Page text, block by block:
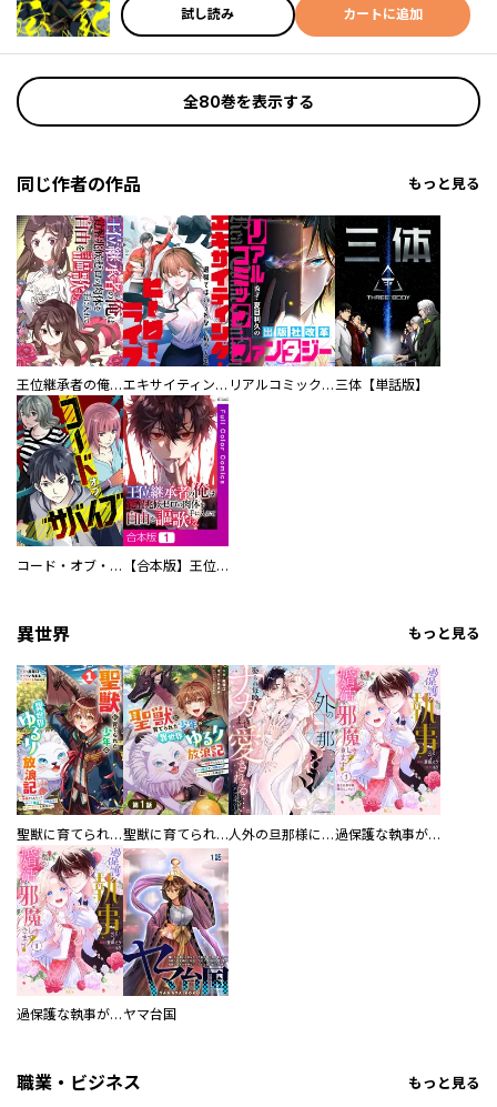
試し読み カートに追加
全80巻を表示する
同じ作者の作品 もっと見る
王位継承者の俺は覚醒兆候ゼロの肉体を手に入れて自由を謳歌する。 エキサイティング・ヒーロー・ライフ～退屈ではいられない私の人生 リアルコミック・ファンタジー～秀才・夏目利久の出版社改革三体【単話版】
コード・オブ・サバイブ 【合本版】王位継承者の俺は覚醒兆候ゼロの肉体を手に入れて自由を謳歌する。
異世界 もっと見る
聖獣に育てられた少年の異世界ゆるり放浪記～神様からもらったチート魔法で、仲間たちとスローライフを満喫中～ 聖獣に育てられた少年の異世界ゆるり放浪記～神様からもらったチート魔法で、仲間たちとスローライフを満喫中～【分冊版】 人外の旦那様に娶られ毎晩ナカまで愛される…。アンソロジー 過保護な執事が私の婚活を邪魔してきます！ 分冊版
過保護な執事が私の婚活を邪魔してきます！ ヤマ台国
職業・ビジネス もっと見る